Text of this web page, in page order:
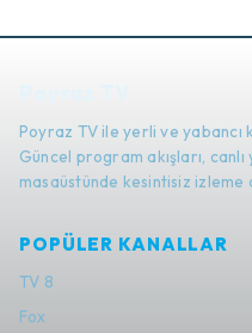
Poyraz TV ile yerli ve yabancı
Güncel program akışları,
masaüstünde kesintisiz izleme
POPÜLER KANALLAR
TV 8
Fox